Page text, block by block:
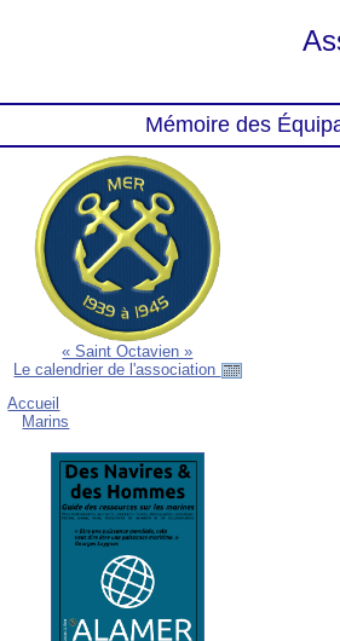
Mémoire des
« Saint Octavien »
Le calendrier de l'association
Accueil
Marins